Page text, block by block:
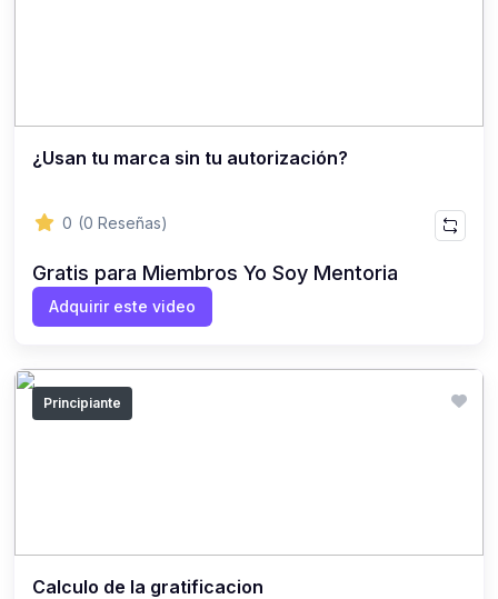
¿Usan tu marca sin tu autorización?
0 (0 Reseñas)
Gratis para Miembros Yo Soy Mentoria
Adquirir este video
Principiante
Calculo de la gratificacion